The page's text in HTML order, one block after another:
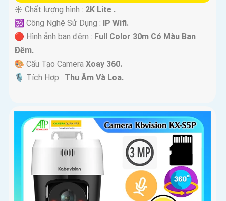
☀️ Chất lượng hình : 2K Lite .
🕉️ Công Nghệ Sử Dụng : IP Wifi.
🔴 Hình ảnh ban đêm : Full Color 30m Có Màu Ban
Ðêm.
🎨 Cấu Tạo Camera Xoay 360.
️🎙 Tích Hợp : Thu Âm Và Loa.